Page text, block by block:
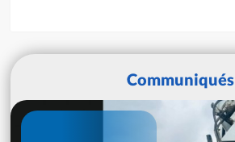
Communiqués